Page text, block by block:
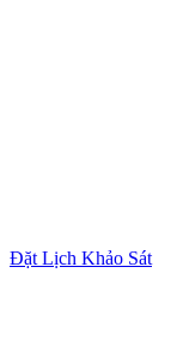
Đặt Lịch Khảo Sát